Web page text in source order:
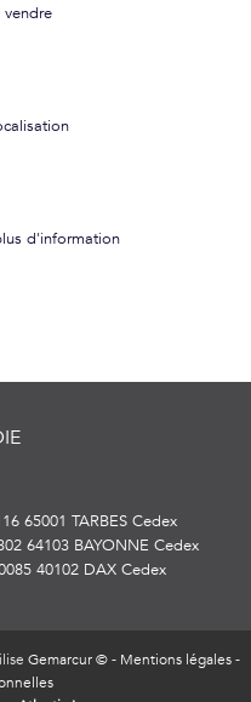
vendre
d'information
65001 TARBES Cedex
64103 BAYONNE Cedex
40102 DAX Cedex
Gemarcur ©- Mentions légales-